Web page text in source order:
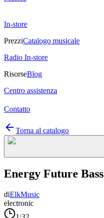
In-store
PrezziCatalogo musicale
Radio In-store
RisorseBlog
Centro assistenza
Contatto
Torna al catalogo
Energy Future Bass
diElkMusic
electronic